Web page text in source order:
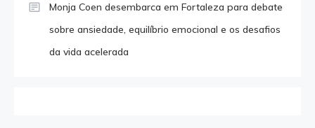
Monja Coen desembarca em Fortaleza para debate
sobre ansiedade, equilíbrio emocional e os desafios
da vida acelerada